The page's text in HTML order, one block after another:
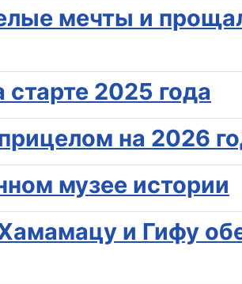
мечты и
2025 года
на 2026
музее истории
и Гифу